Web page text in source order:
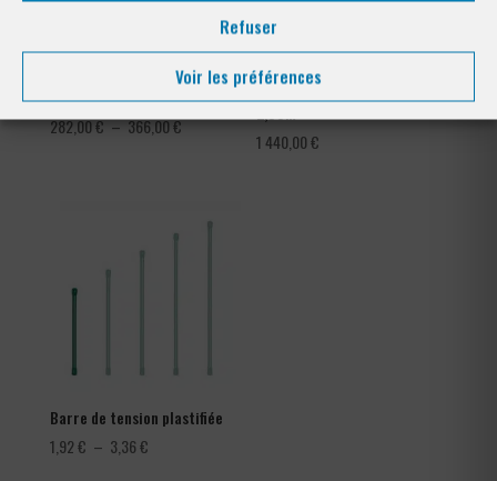
Refuser
Voir les préférences
Portillon résidentiel treillis
282,00€–366,00€Plage
Portillon Tennis 1,00m x
1 440,00€
Barre de tension plastifiée
1,92€ – 3,36€Plage